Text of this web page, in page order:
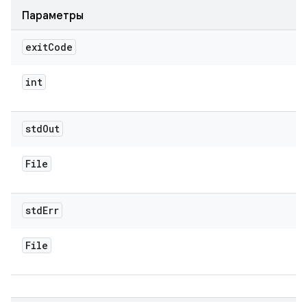
Параметры
exitCode
int
stdOut
File
stdErr
File